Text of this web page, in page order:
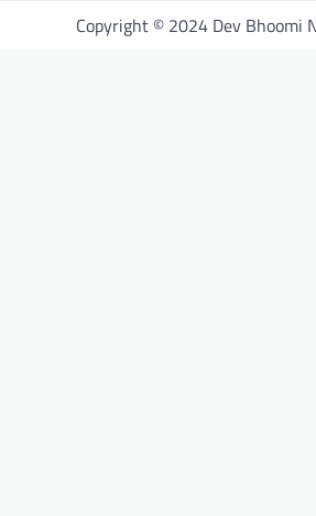
Copyright © 2024 Dev Bhoomi